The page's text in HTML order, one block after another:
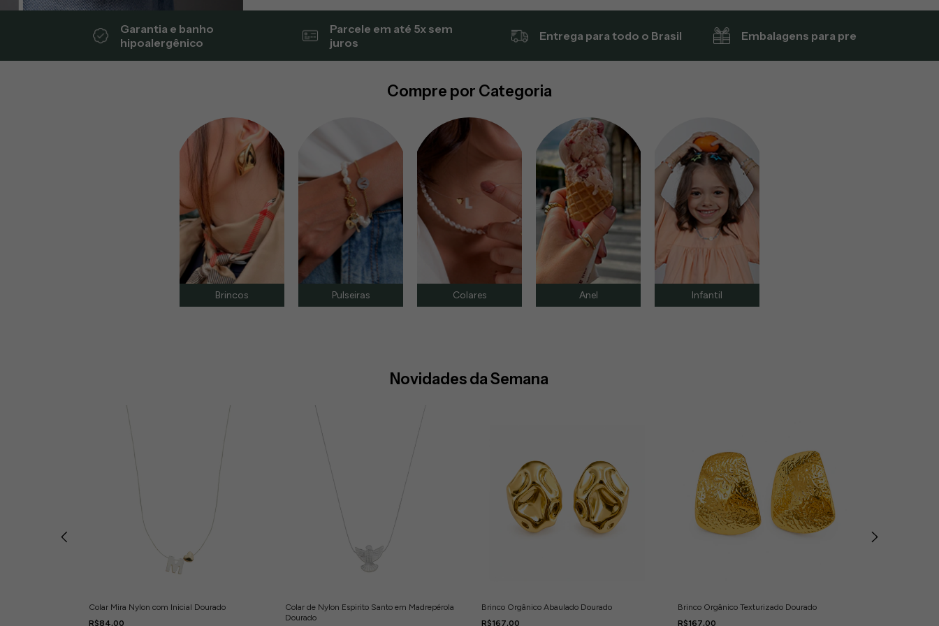
Garantia e banho
hipoalergênico
Parcele em até 5x sem
juros
Entrega para todo o Brasil Embalagens para presente
Compre por Categoria
Brincos Pulseiras Colares Anel Infantil
Novidades da Semana
Colar Mira Nylon com Inicial Dourado
R$84,00
Colar de Nylon Espirito Santo em Madrepérola
Dourado
Brinco Orgânico Abaulado Dourado
R$167,00
Brinco Orgânico Texturizado Dourado
R$167,00